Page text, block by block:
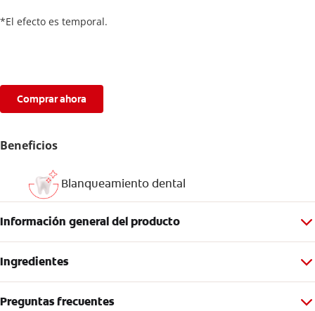
*El efecto es temporal.
Comprar ahora
Beneficios
Blanqueamiento dental
Información general del producto
Ingredientes
Preguntas frecuentes